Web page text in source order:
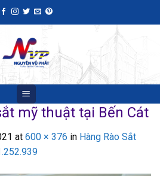
mỹ thuật tại Bến Cát
at 600 × 376 in Hàng Rào Sắt